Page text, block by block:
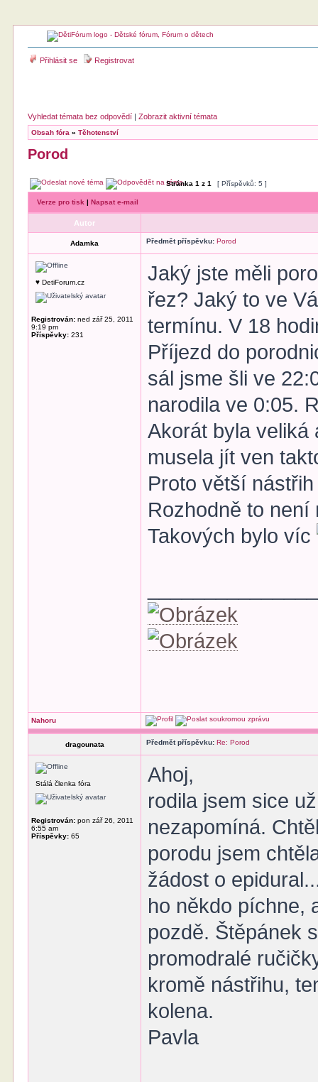
Přihlásit se Registrovat
Vyhledat témata bez odpovědí |Zobrazit aktivní témata
Obsah fóra »Těhotenství
Porod
Stránka1 z1 [ Příspěvků: 5 ]
Verze pro tisk |Napsat e-mail
Autor
Adamka Předmět příspěvku: Porod
♥ DetiForum.cz
Registrován: ned zář 25, 2011
9:19 pm
Příspěvky: 231
Jaký jste měli
řez? Jaký to ve
termínu. V 18
Příjezd do
sál jsme šli ve
narodila ve 0:05.
Akorát byla veliká
musela jít ven
Proto větší
Rozhodně to
Takových bylo víc
Nahoru
dragounata Předmět příspěvku: Re: Porod
Stálá členka fóra
Registrován: pon zář 26, 2011
6:55 am
Příspěvky: 65
Ahoj,
rodila jsem sice
nezapomíná.
porodu jsem
žádost o
ho někdo píchne,
pozdě. Štěpánek
promodralé
kromě nástřihu,
kolena.
Pavla